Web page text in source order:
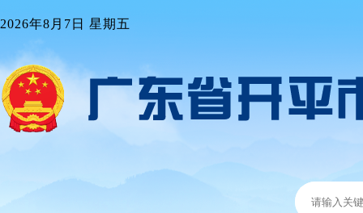
2026年8月7日 星期五